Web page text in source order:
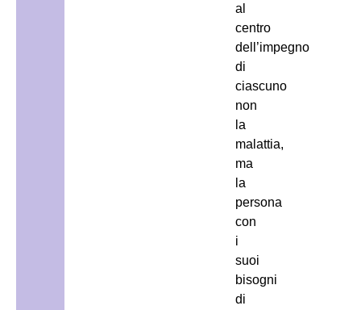
al
centro
dell’impegno
di
ciascuno
non
la
malattia,
ma
la
persona
con
i
suoi
bisogni
di